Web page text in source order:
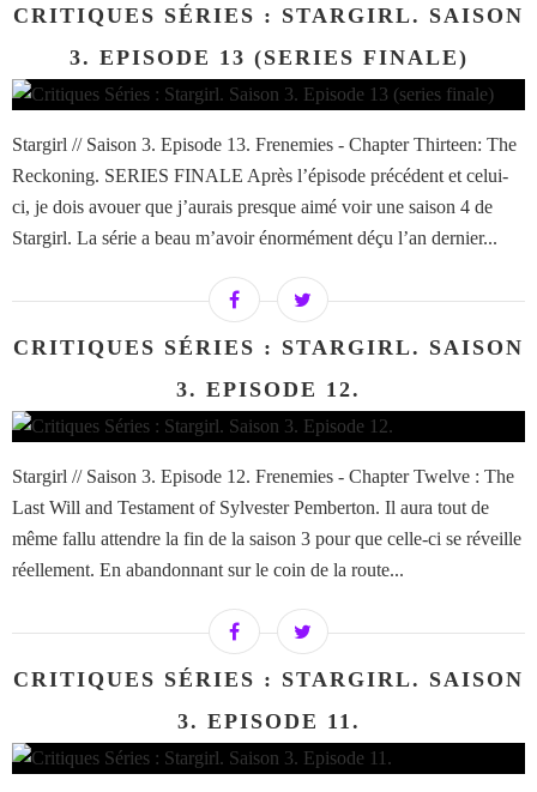
CRITIQUES SÉRIES : STARGIRL. SAISON
3. EPISODE 13 (SERIES FINALE)
Stargirl // Saison 3. Episode 13. Frenemies - Chapter Thirteen: The
Reckoning. SERIES FINALE Après l’épisode précédent et celui-
ci, je dois avouer que j’aurais presque aimé voir une saison 4 de
Stargirl. La série a beau m’avoir énormément déçu l’an dernier...
CRITIQUES SÉRIES : STARGIRL. SAISON
3. EPISODE 12.
Stargirl // Saison 3. Episode 12. Frenemies - Chapter Twelve : The
Last Will and Testament of Sylvester Pemberton. Il aura tout de
même fallu attendre la fin de la saison 3 pour que celle-ci se réveille
réellement. En abandonnant sur le coin de la route...
CRITIQUES SÉRIES : STARGIRL. SAISON
3. EPISODE 11.